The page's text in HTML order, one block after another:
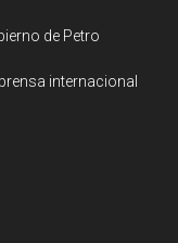
de Petro
internacional